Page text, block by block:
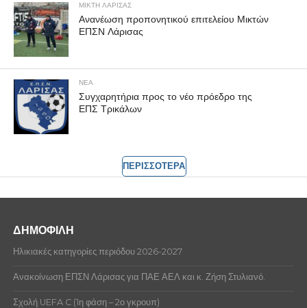
ΜΙΚΤΗ ΛΑΡΙΣΑΣ
Ανανέωση προπονητικού επιτελείου Μικτών
ΕΠΣΝ Λάρισας
ΝΕΑ
Συγχαρητήρια προς το νέο πρόεδρο της
ΕΠΣ Τρικάλων
ΠΕΡΙΣΣΟΤΕΡΑ
ΔΗΜΟΦΙΛΗ
Ηλικιακές κατηγορίες περιόδου 2026-2027
Ανακοίνωση ΕΠΣΝ Λάρισας για ΠΑΕ ΑΕΛ και κ. Ζήση Στυλιανό.
Σχολή UEFA C (1η φάση – 2ο γκρουπ)